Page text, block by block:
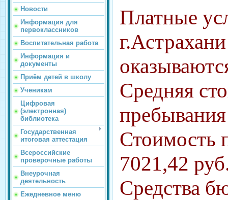
Новости
Информация для
первоклассников
Воспитательная работа
Информация и
документы
Приём детей в школу
Ученикам
Цифровая
(электронная)
библиотека
Государственная
итоговая аттестация
Всероссийские
проверочные работы
Внеурочная
деятельность
Ежедневное меню
Платные
Средняя
Стоимость
7021,42
Средства